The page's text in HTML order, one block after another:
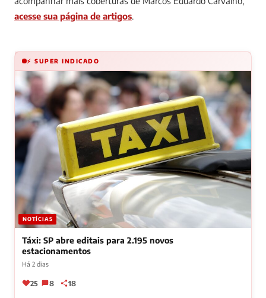
acesse sua página de artigos.
⚡ SUPER INDICADO
NOTÍCIAS
Táxi: SP abre editais para 2.195 novos
estacionamentos
Há 2 dias
25 8 18